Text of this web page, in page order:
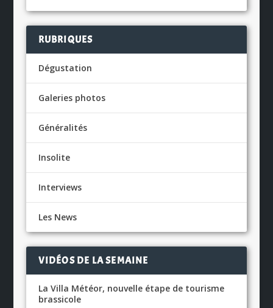
RUBRIQUES
Dégustation
Galeries photos
Généralités
Insolite
Interviews
Les News
VIDÉOS DE LA SEMAINE
La Villa Météor, nouvelle étape de tourisme
brassicole